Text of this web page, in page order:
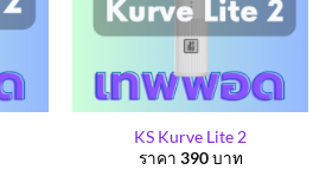
KS Kurve Lite 2
ราคา 390บาท